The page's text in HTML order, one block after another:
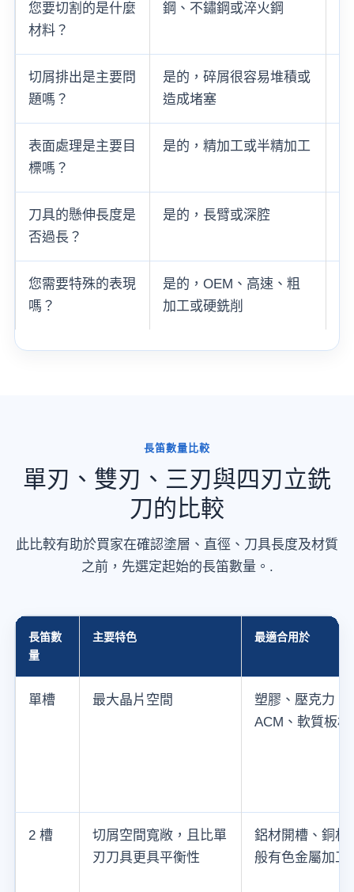
您要切割的是什麼
材料？
鋼、不鏽鋼或淬火鋼
切屑排出是主要問
題嗎？
是的，碎屑很容易堆積或
造成堵塞
表面處理是主要目
標嗎？
是的，精加工或半精加工
刀具的懸伸長度是
否過長？
是的，長臂或深腔
您需要特殊的表現
嗎？
是的，OEM、高速、粗
加工或硬銑削
長笛數量比較
單刃、雙刃、三刃與四刃立銑
刀的比較
此比較有助於買家在確認塗層、直徑、刀具長度及材質
之前，先選定起始的長笛數量。.
長笛數
量
主要特色 最適合用於
單槽 最大晶片空間
塑膠、壓克力、
ACM、軟質板
2 槽
切屑空間寬敞，且比單
刃刀具更具平衡性
鋁材開槽、銅材
般有色金屬加工